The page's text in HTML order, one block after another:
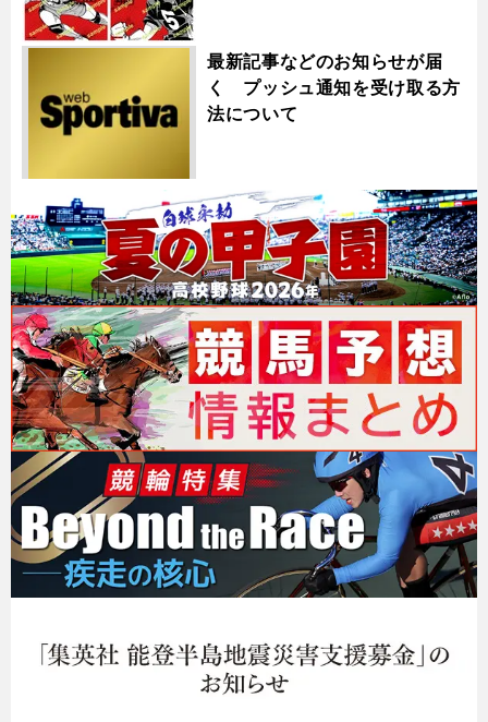
最新記事などのお知らせが届
く プッシュ通知を受け取る方
法について